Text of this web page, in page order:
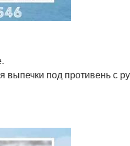
выпечки под противень с